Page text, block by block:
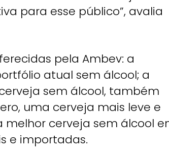
para esse público”, avalia
pela Ambev: a
atual sem álcool; a
sem álcool, também
uma cerveja mais leve e
cerveja sem álcool
e importadas.